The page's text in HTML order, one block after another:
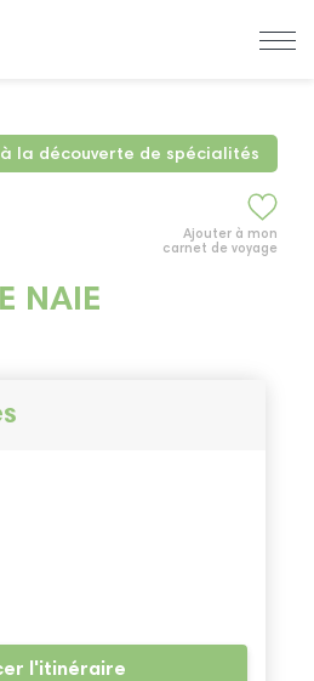
la découverte de spécialités
Ajouter à mon
carnet de voyage
NAIE
l'itinéraire